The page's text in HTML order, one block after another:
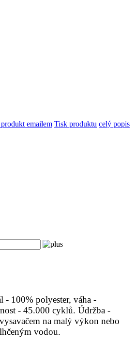
emailem Tisk produktu celý popis
- 100% polyester, váha -
- 45.000 cyklů. Údržba -
na malý výkon nebo
vodou.